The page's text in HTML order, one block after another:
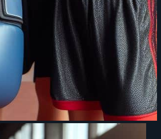
tóc đen, dài ngang vai xuất hiện
chị lớn đang trò chuyện vui vẻ trước
điện thoại của trung tâm réo
không cho nó tập nghe chưa!
đồng ý cho tập, phụng phịu đi về
về võ thuật của nhiều người,